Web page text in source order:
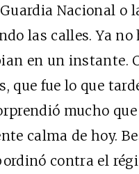
Nacional o
las calles. Ya
en un instante.
que fue lo que
mucho
calma de hoy.
contra el
SUSCRÍBETE